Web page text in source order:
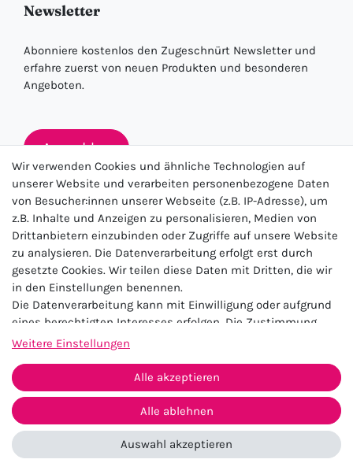
Newsletter
Abonniere kostenlos den Zugeschnürt Newsletter und
erfahre zuerst von neuen Produkten und besonderen
Angeboten.
Anmelden
★★★★★
4.5 / 5.0 (23.143)
Impressum Daten­schutz­erklärung
AGB
Widerrufs­recht
Kontakt
Vertrag widerrufen
© 2026 Zugeschnürt Shop
Wir verwenden Cookies und ähnliche Technologien auf
unserer Website und verarbeiten personenbezogene Daten
von Besucher:innen unserer Webseite (z.B. IP-Adresse), um
z.B. Inhalte und Anzeigen zu personalisieren, Medien von
Drittanbietern einzubinden oder Zugriffe auf unsere Website
zu analysieren. Die Datenverarbeitung erfolgt erst durch
gesetzte Cookies. Wir teilen diese Daten mit Dritten, die wir
in den Einstellungen benennen.
Die Datenverarbeitung kann mit Einwilligung oder aufgrund
eines berechtigten Interesses erfolgen. Die Zustimmung
kann erteilt oder abgelehnt werden. Es besteht das Recht,
Zeitpunkt zu ändern oder zu widerrufen. Beachten Sie unser
Impressumund weitere Hinweise zur Verwendung
personenbezogener Daten in unserer
Weitere Einstellungen
Alle akzeptieren
Alle ablehnen
Auswahl akzeptieren